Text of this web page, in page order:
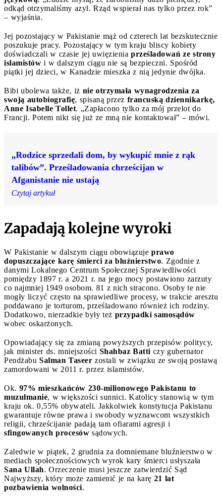
odkąd otrzymaliśmy azyl. Rząd wspierał nas tylko przez rok”
– wyjaśnia.
Jej pozostający w Pakistanie mąż od czterech lat bezskutecznie
poszukuje pracy. Pozostający w tym kraju bliscy kobiety
doświadczali w czasie jej uwięzienia prześladowań ze strony
islamistów i w dalszym ciągu nie są bezpieczni. Spośród
piątki jej dzieci, w Kanadzie mieszka z nią jedynie dwójka.
Bibi ubolewa także, iż nie otrzymała wynagrodzenia za
swoją autobiografię, spisaną przez francuską dziennikarkę,
Anne Isabelle Tollet. „Zapłacono tylko za mój przelot do
Francji. Potem nikt się już ze mną nie kontaktował” – mówi.
„Rodzice sprzedali dom, by wykupić mnie z rąk
talibów”. Prześladowania chrześcijan w
Afganistanie nie ustają
Czytaj artykuł
Zapadają kolejne wyroki
W Pakistanie w dalszym ciągu obowiązuje prawo
dopuszczające karę śmierci za bluźnierstwo. Zgodnie z
danymi Lokalnego Centrum Społecznej Sprawiedliwości
pomiędzy 1897 r. a 2021 r. na jego mocy postawiono zarzuty
co najmniej 1949 osobom. 81 z nich stracono. Osoby te nie
mogły liczyć często na sprawiedliwe procesy, w trakcie aresztu
poddawano je torturom, prześladowano również ich rodziny.
Dodatkowo, nierzadkie były też przypadki samosądów
wobec oskarżonych.
Opowiadający się za zmianą powyższych przepisów politycy,
jak minister ds. mniejszości Shahbaz Batti czy gubernator
Pendżabu Salman Taseer zostali w związku ze swoją postawą
zamordowani w 2011 r. przez islamistów.
Ok. 97% mieszkańców 230-milionowego Pakistanu to
muzułmanie, w większości sunnici. Katolicy stanowią w tym
kraju ok. 0,55% obywateli. Jakkolwiek konstytucja Pakistanu
gwarantuje równe prawa i swobody wyznawcom wszystkich
religii, chrześcijanie padają tam ofiarami agresji i
sfingowanych procesów sądowych.
Zaledwie w piątek, 2 grudnia za domniemane bluźnierstwo w
mediach społecznościowych wyrok kary śmierci usłyszała
Sana Ullah. Orzeczenie musi jeszcze zatwierdzić Sąd
Najwyższy, który może zamienić je na karę 21 lat
pozbawienia wolności.